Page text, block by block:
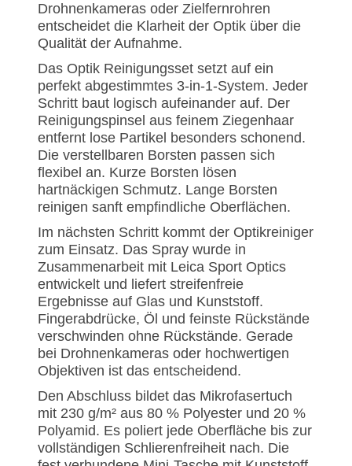
Drohnenkameras oder Zielfernrohren
entscheidet die Klarheit der Optik über die
Qualität der Aufnahme.
Das Optik Reinigungsset setzt auf ein
perfekt abgestimmtes 3-in-1-System. Jeder
Schritt baut logisch aufeinander auf. Der
Reinigungspinsel aus feinem Ziegenhaar
entfernt lose Partikel besonders schonend.
Die verstellbaren Borsten passen sich
flexibel an. Kurze Borsten lösen
hartnäckigen Schmutz. Lange Borsten
reinigen sanft empfindliche Oberflächen.
Im nächsten Schritt kommt der Optikreiniger
zum Einsatz. Das Spray wurde in
Zusammenarbeit mit Leica Sport Optics
entwickelt und liefert streifenfreie
Ergebnisse auf Glas und Kunststoff.
Fingerabdrücke, Öl und feinste Rückstände
verschwinden ohne Rückstände. Gerade
bei Drohnenkameras oder hochwertigen
Objektiven ist das entscheidend.
Den Abschluss bildet das Mikrofasertuch
mit 230 g/m² aus 80 % Polyester und 20 %
Polyamid. Es poliert jede Oberfläche bis zur
vollständigen Schlierenfreiheit nach. Die